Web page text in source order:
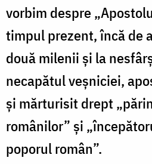
vorbim despre
timpul prezent, încă de
două milenii și la
necapătul veșniciei,
și mărturisit drept
românilor” și
poporul român”.